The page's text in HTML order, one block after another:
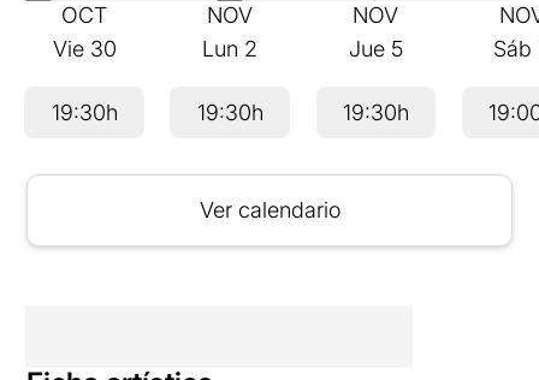
OCT
Vie 30
19:30h
NOV
Lun 2
19:30h
NOV
Jue 5
19:30h
Sáb
Ver calendario